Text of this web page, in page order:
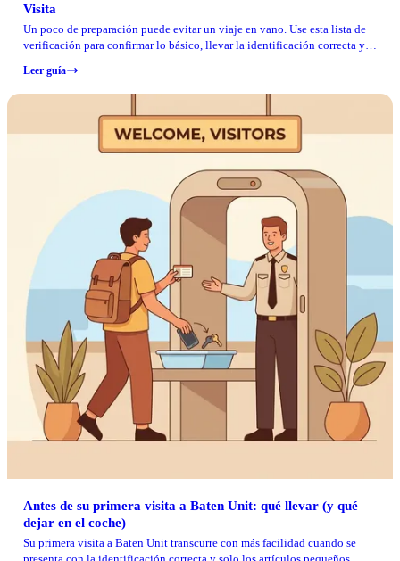
Visita
Un poco de preparación puede evitar un viaje en vano. Use esta lista de
verificación para confirmar lo básico, llevar la identificación correcta y
Leer guía
Antes de su primera visita a Baten Unit: qué llevar (y qué
dejar en el coche)
Su primera visita a Baten Unit transcurre con más facilidad cuando se